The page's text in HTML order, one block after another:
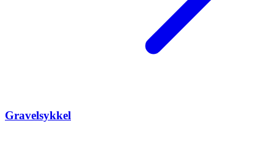
Gravelsykkel